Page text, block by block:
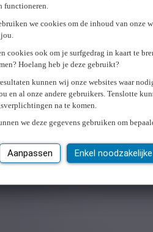
functioneren.
we cookies om de inhoud van onze
cookies ook om je surfgedrag in kaart te
Hoelang heb je deze gebruikt?
kunnen wij onze websites waar
en al onze andere gebruikers. Tenslotte
na te komen.
we deze gegevens gebruiken om
Aanpassen Enkel noodzakelijke
in maar liefst
we intern elke week een
media:
dag van de week. We daagden
te posten met het roze lintje.
Roze Mars, riepen we iedereen
Ribbon’ wordt het niet!
voedsel de boventoon. Onze
maand in de compilatie hieronder.